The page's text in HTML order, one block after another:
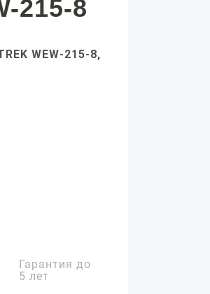
215-8
WEW-215-8,
Гарантия до
5 лет